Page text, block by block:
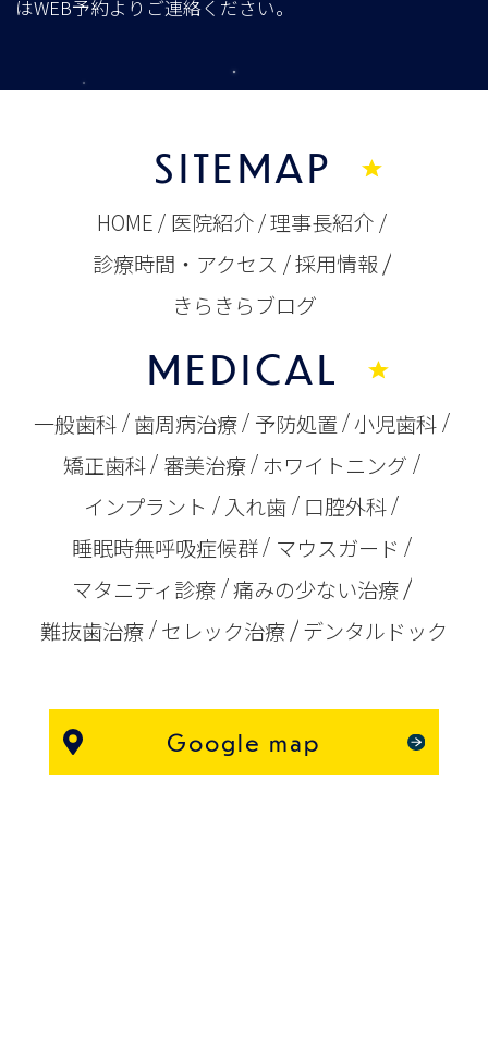
はWEB予約よりご連絡ください。
SITEMAP
HOME 医院紹介 理事長紹介
診療時間・アクセス
採用情報
きらきらブログ
MEDICAL
一般歯科 歯周病治療 予防処置 小児歯科
矯正歯科
審美治療
ホワイトニング
インプラント
入れ歯
口腔外科
睡眠時無呼吸症候群
マウスガード
マタニティ診療 痛みの少ない治療
難抜歯治療
セレック治療 デンタルドック
Google map